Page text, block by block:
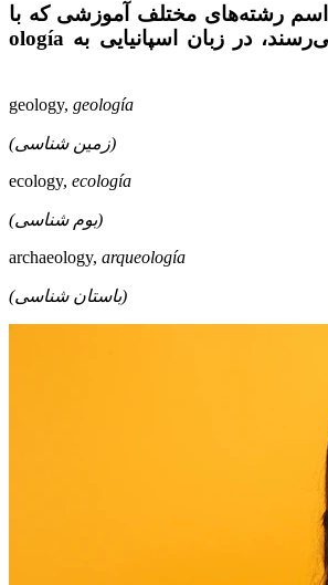
اسم رشته‌های مختلف آموزشی که با
–ology به پایان می‌رسند، در زبان اسپانیایی به ología
geology, geología
(زمین شناسی)
ecology, ecología
(بوم شناسی)
archaeology, arqueología
(باستان شناسی)